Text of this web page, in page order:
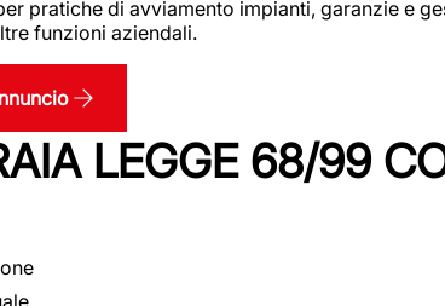
pratiche di avviamento impianti, garanzie e
funzioni aziendali.
LEGGE 68/99